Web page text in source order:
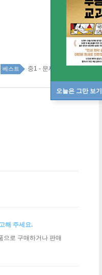
오늘은 그만 보기
베스트 중1 - 문제집 top100 53주
해 주세요.
으로 구매하거나 판매